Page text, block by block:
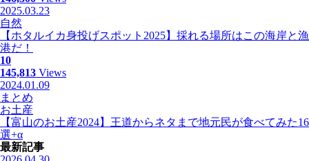
2025.03.23
自然
【ホタルイカ身投げスポット2025】採れる場所はこの海岸と漁
港だ！
10
145,813 Views
2024.01.09
まとめ
お土産
【富山のお土産2024】王道からネタまで地元民が食べてみた16
選+α
最新記事